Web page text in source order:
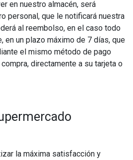
en nuestro almacén, será
personal, que le notificará nuestra
al reembolso, en el caso todo
en un plazo máximo de 7 días, que
el mismo método de pago
directamente a su tarjeta o
la máxima satisfacción y